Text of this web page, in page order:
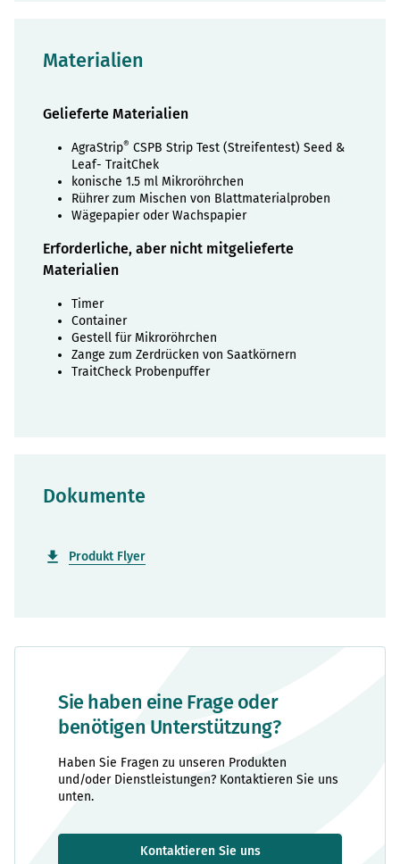
Sie haben eine Frage oder
benötigen Unterstützung?
Haben Sie Fragen zu unseren Produkten
und/oder Dienstleistungen? Kontaktieren Sie uns
unten.
Kontaktieren Sie uns
Materialien
Gelieferte Materialien
AgraStrip® CSPB Strip Test (Streifentest) Seed &
Leaf- TraitChek
konische 1.5 ml Mikroröhrchen
Rührer zum Mischen von Blattmaterialproben
Wägepapier oder Wachspapier
Erforderliche, aber nicht mitgelieferte
Materialien
Timer
Container
Gestell für Mikroröhrchen
Zange zum Zerdrücken von Saatkörnern
TraitCheck Probenpuffer
Dokumente
Produkt Flyer